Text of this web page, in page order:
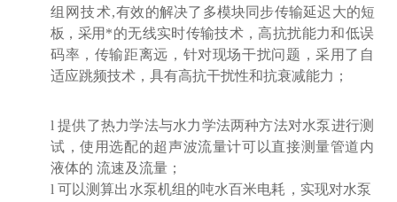
组 网技术,有效的解决了多模块同步传输延迟大的短
板，采用*的无线实时传输技术，高抗扰能力和低误
码率，传输距离远，针对现场干扰问题，采用了自
适应跳频技术，具有高抗干扰性和抗衰减能力；
l提供了热力学法与水力学法两种方法对水泵进行测
试，使用选配的超声波流量计可以直接测量管道内
液体的 流速及流量；
l可以测算出水泵机组的吨水百米电耗，实现对水泵